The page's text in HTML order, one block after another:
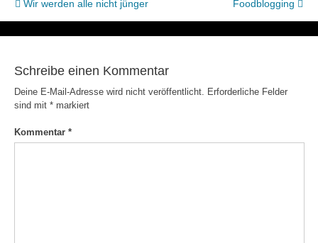
Beitragsnavigation
Wir werden alle nicht jünger Foodblogging
Schreibe einen Kommentar
Deine E-Mail-Adresse wird nicht veröffentlicht.
Erforderliche Felder
sind mit *markiert
Kommentar *